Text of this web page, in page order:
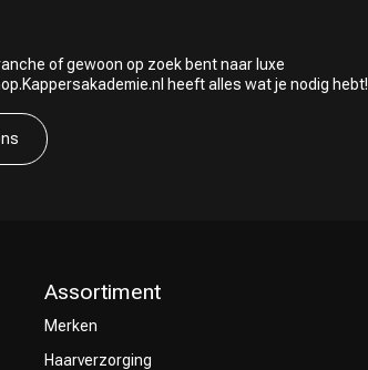
of gewoon op zoek bent naar luxe
heeft alles wat je nodig hebt!
Assortiment
Merken
Haarverzorging